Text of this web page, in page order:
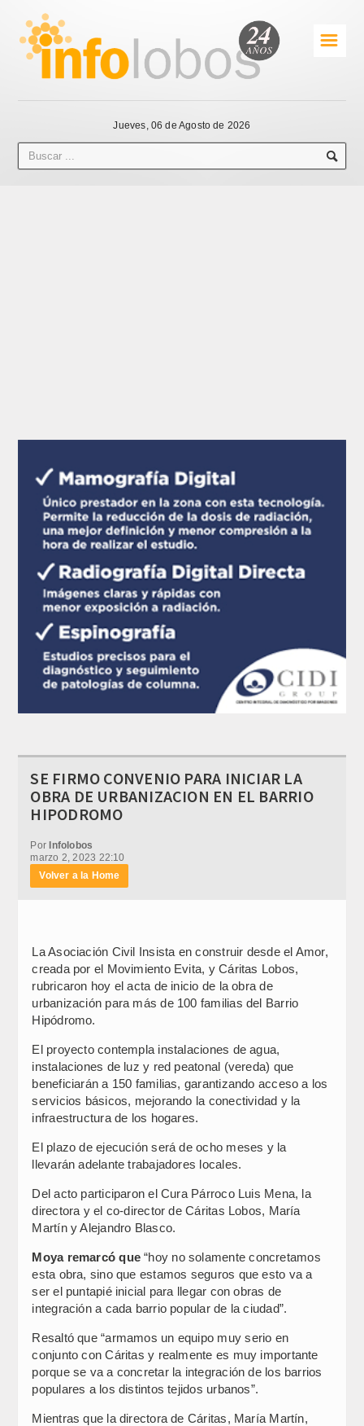
☰
Jueves, 06 de Agosto de 2026
SE FIRMO CONVENIO PARA INICIAR LA
OBRA DE URBANIZACION EN EL BARRIO
HIPODROMO
PorInfolobos
marzo 2, 2023 22:10
Volver a la Home
La Asociación Civil Insista en construir desde el Amor,
creada por el Movimiento Evita, y Cáritas Lobos,
rubricaron hoy el acta de inicio de la obra de
urbanización para más de 100 familias del Barrio
Hipódromo.
El proyecto contempla instalaciones de agua,
instalaciones de luz y red peatonal (vereda) que
beneficiarán a 150 familias, garantizando acceso a los
servicios básicos, mejorando la conectividad y la
infraestructura de los hogares.
El plazo de ejecución será de ocho meses y la
llevarán adelante trabajadores locales.
Del acto participaron el Cura Párroco Luis Mena, la
directora y el co-director de Cáritas Lobos, María
Martín y Alejandro Blasco.
Moya remarcó que“hoy no solamente concretamos
esta obra, sino que estamos seguros que esto va a
ser el puntapié inicial para llegar con obras de
integración a cada barrio popular de la ciudad”.
Resaltó que “armamos un equipo muy serio en
conjunto con Cáritas y realmente es muy importante
porque se va a concretar la integración de los barrios
populares a los distintos tejidos urbanos”.
Mientras que la directora de Cáritas, María Martín,